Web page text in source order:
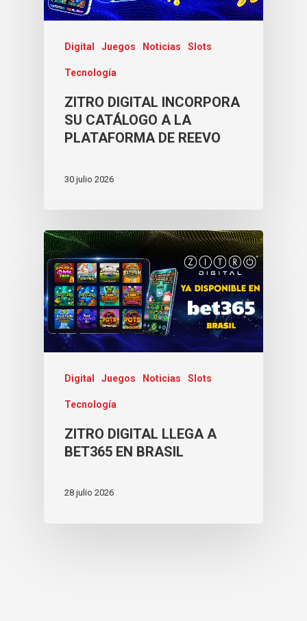
Digital Juegos Noticias Slots
Tecnología
ZITRO DIGITAL INCORPORA
SU CATÁLOGO A LA
PLATAFORMA DE REEVO
30 julio 2026
Digital Juegos Noticias Slots
Tecnología
ZITRO DIGITAL LLEGA A
BET365 EN BRASIL
28 julio 2026